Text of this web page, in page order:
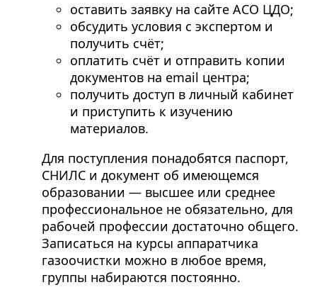
оставить заявку на сайте АСО ЦДО;
обсудить условия с экспертом и
получить счёт;
оплатить счёт и отправить копии
документов на email центра;
получить доступ в личный кабинет
и приступить к изучению
материалов.
Для поступления понадобятся паспорт,
СНИЛС и документ об имеющемся
образовании — высшее или среднее
профессиональное не обязательно, для
рабочей профессии достаточно общего.
Записаться на курсы аппаратчика
газоочистки можно в любое время,
группы набираются постоянно.